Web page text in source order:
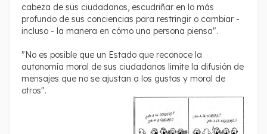
cabeza de sus ciudadanos, escudriñar en lo más
profundo de sus conciencias para restringir o cambiar -
incluso - la manera en cómo una persona piensa".
"No es posible que un Estado que reconoce la
autonomía moral de sus ciudadanos limite la difusión de
mensajes que no se ajustan a los gustos y moral de
otros".